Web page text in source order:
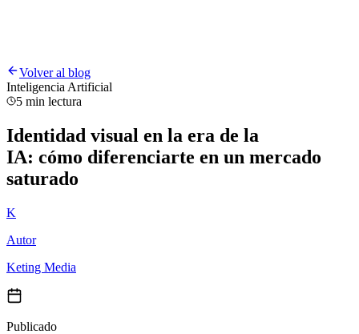
Volver al blog
Inteligencia Artificial
5 min lectura
Identidad visual en la era de la
IA: cómo diferenciarte en un mercado
saturado
K
Autor
Keting Media
Publicado